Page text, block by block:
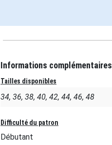
Informations complémentaires
Tailles disponibles
34, 36, 38, 40, 42, 44, 46, 48
Difficulté du patron
Débutant